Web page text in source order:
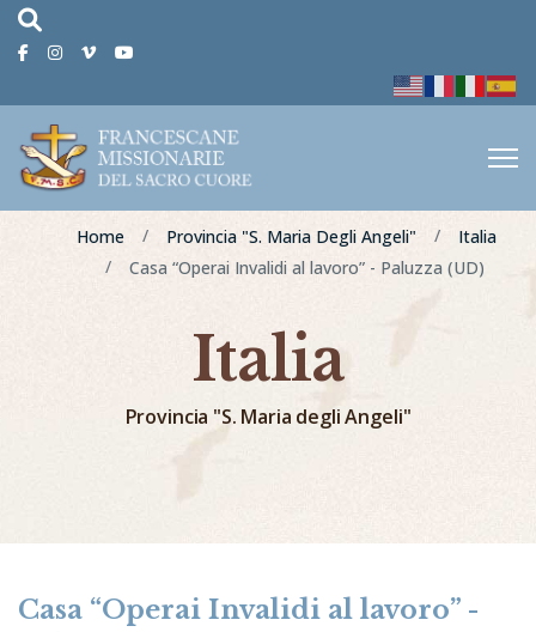
FacebookInstagram
Vimeo
fa-
glass
Home Provincia "S. Maria Degli Angeli"
Italia
Casa “Operai Invalidi al lavoro” - Paluzza (UD)
Italia
Provincia "S. Maria degli Angeli"
Casa “Operai Invalidi al lavoro” -